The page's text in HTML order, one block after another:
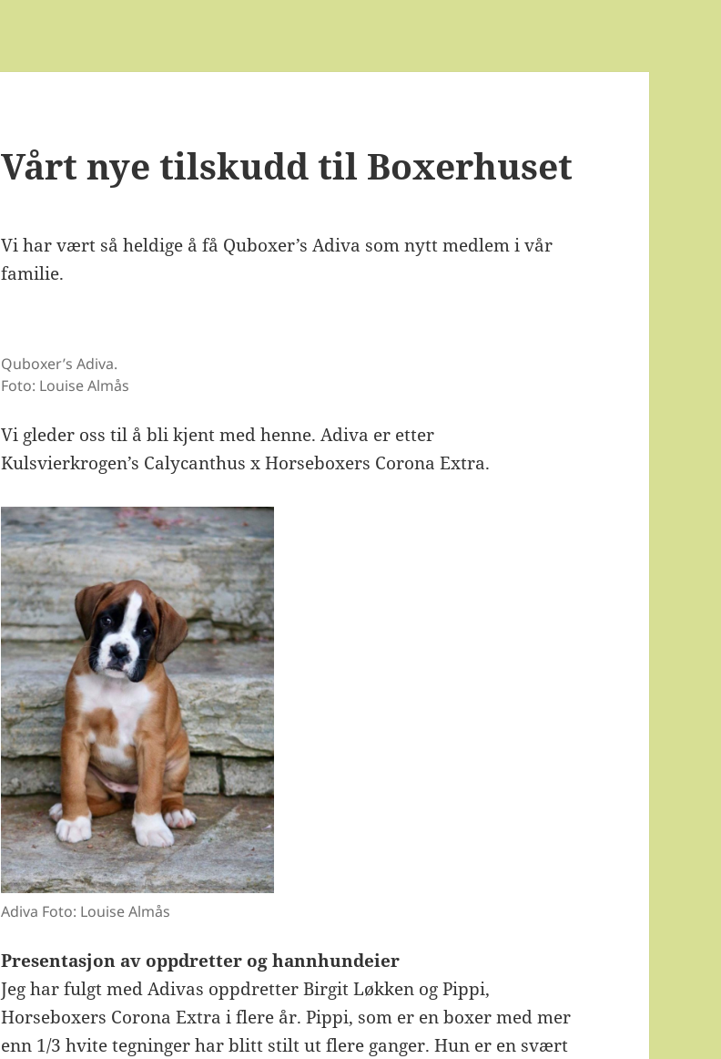
Vårt nye tilskudd til Boxerhuset
Vi har vært så heldige å få Quboxer’s Adiva som nytt medlem i vår
familie.
Quboxer’s Adiva.
Foto: Louise Almås
Vi gleder oss til å bli kjent med henne. Adiva er etter
Kulsvierkrogen’s Calycanthus x Horseboxers Corona Extra.
Adiva Foto: Louise Almås
Presentasjon av oppdretter og hannhundeier
Jeg har fulgt med Adivas oppdretter Birgit Løkken og Pippi,
Horseboxers Corona Extra i flere år. Pippi, som er en boxer med mer
enn 1/3 hvite tegninger har blitt stilt ut flere ganger. Hun er en svært